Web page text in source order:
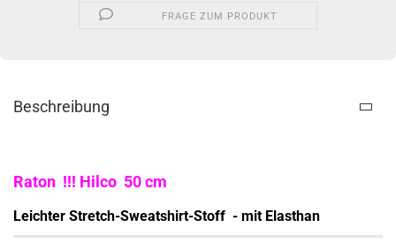
FRAGE ZUM PRODUKT
Beschreibung
Raton !!! Hilco 50 cm
Leichter Stretch-Sweatshirt-Stoff - mit Elasthan